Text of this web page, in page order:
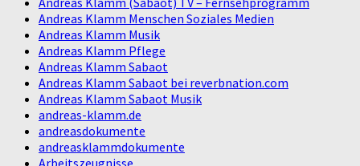
Andreas Klamm Menschen Soziales Medien
Andreas Klamm Musik
Andreas Klamm Pflege
Andreas Klamm Sabaot
Andreas Klamm Sabaot bei reverbnation.com
Andreas Klamm Sabaot Musik
andreas-klamm.de
andreasdokumente
andreasklammdokumente
Arbeitszeugnisse